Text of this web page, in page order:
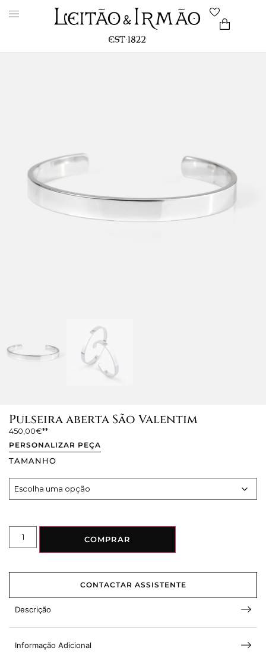
Pulseira aberta São Valentim
450,00€
PERSONALIZAR PEÇA
TAMANHO
COMPRAR
CONTACTAR ASSISTENTE
Descrição
Informação Adicional